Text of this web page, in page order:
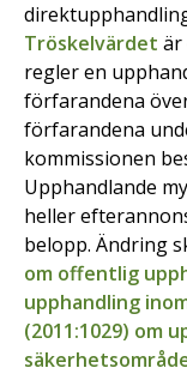
Tröskelvärdet är
regler en
förfarandena
förfarandena
kommissionen
Upphandlande
heller
belopp. Ändring
om offentlig
upphandling
(2011:1029) om